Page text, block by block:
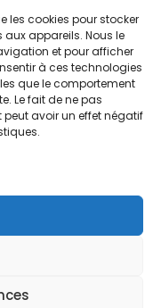
les cookies pour stocker
appareils. Nous le
et pour afficher
à ces technologies
que le comportement
Le fait de ne pas
avoir un effet négatif